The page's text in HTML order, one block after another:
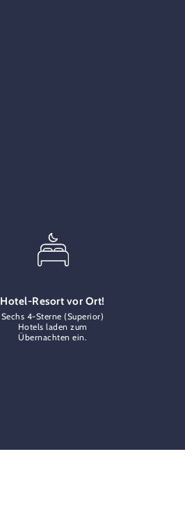
Hotel-Resort vor Ort!
Sechs 4-Sterne (Superior)
Hotels laden zum
Übernachten ein.